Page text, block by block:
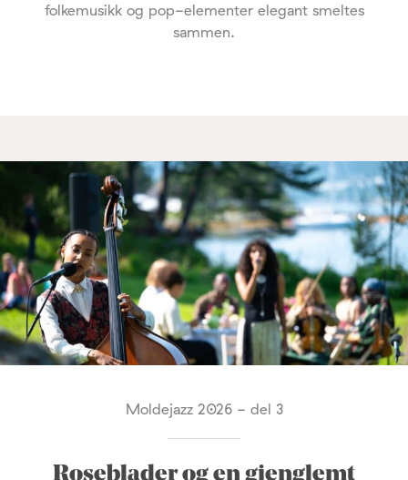
folkemusikk og pop-elementer elegant smeltes
sammen.
Moldejazz 2026 - del 3
Roseblader og en gjenglemt